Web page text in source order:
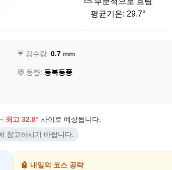
평균기온: 29.7°
☔ 강수량: 0.7 mm
🧭 풍향: 동북동풍
~ 최고 32.8° 사이로 예상됩니다.
참고하시기 바랍니다.
🤖 내일의 코스 공략